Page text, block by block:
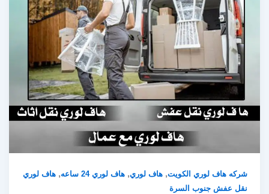
شركه هاف لوري الكويت,هاف لوري,هاف لوري 24 ساعه ,هاف لوري
نقل عفش جنوب السرة